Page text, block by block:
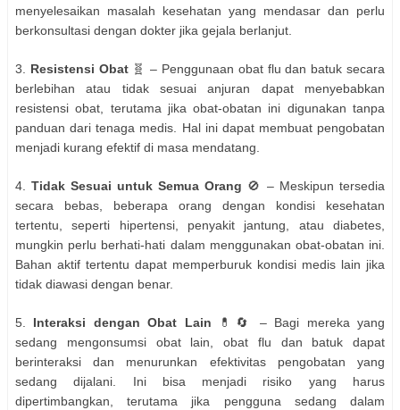
menyelesaikan masalah kesehatan yang mendasar dan perlu
berkonsultasi dengan dokter jika gejala berlanjut.
3. Resistensi Obat🧬 – Penggunaan obat flu dan batuk secara
berlebihan atau tidak sesuai anjuran dapat menyebabkan
resistensi obat, terutama jika obat-obatan ini digunakan tanpa
panduan dari tenaga medis. Hal ini dapat membuat pengobatan
menjadi kurang efektif di masa mendatang.
4. Tidak Sesuai untuk Semua Orang 🚫 – Meskipun tersedia
secara bebas, beberapa orang dengan kondisi kesehatan
tertentu, seperti hipertensi, penyakit jantung, atau diabetes,
mungkin perlu berhati-hati dalam menggunakan obat-obatan ini.
Bahan aktif tertentu dapat memperburuk kondisi medis lain jika
tidak diawasi dengan benar.
5. Interaksi dengan Obat Lain 💊🔄 – Bagi mereka yang
sedang mengonsumsi obat lain, obat flu dan batuk dapat
berinteraksi dan menurunkan efektivitas pengobatan yang
sedang dijalani. Ini bisa menjadi risiko yang harus
dipertimbangkan, terutama jika pengguna sedang dalam